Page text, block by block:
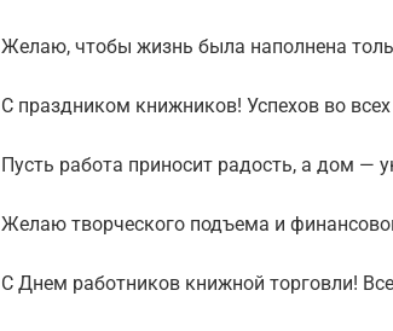
Желаю, чтобы жизнь была наполнена
С праздником книжников! Успехов во
Пусть работа приносит радость, а дом —
Желаю творческого подъема и
С Днем работников книжной торговли!